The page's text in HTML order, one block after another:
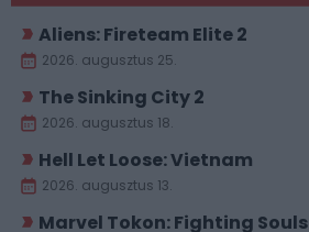
Aliens: Fireteam Elite 2
2026. augusztus 25.
The Sinking City 2
2026. augusztus 18.
Hell Let Loose: Vietnam
2026. augusztus 13.
Marvel Tokon: Fighting Souls